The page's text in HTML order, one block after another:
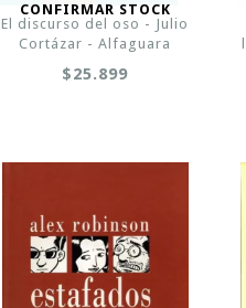
CONFIRMAR STOCK
El discurso del oso - Julio
Cortázar - Alfaguara
$25.899